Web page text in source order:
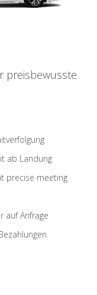
preisbewusste
ab Landung
precise meeting
auf Anfrage